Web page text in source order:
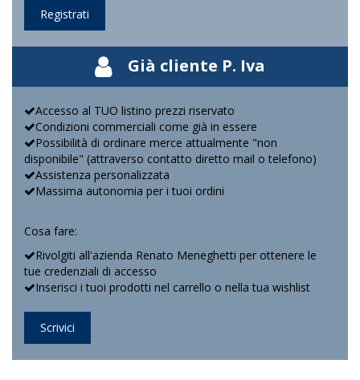
Registrati
Già cliente P. Iva
Accesso al TUO listino prezzi riservato
Condizioni commerciali come già in essere
Possibilità di ordinare merce attualmente "non
disponibile" (attraverso contatto diretto mail o telefono)
Assistenza personalizzata
Massima autonomia per i tuoi ordini
Cosa fare:
Rivolgiti all'azienda Renato Meneghetti per ottenere le
tue credenziali di accesso
Inserisci i tuoi prodotti nel carrello o nella tua wishlist
Scrivici